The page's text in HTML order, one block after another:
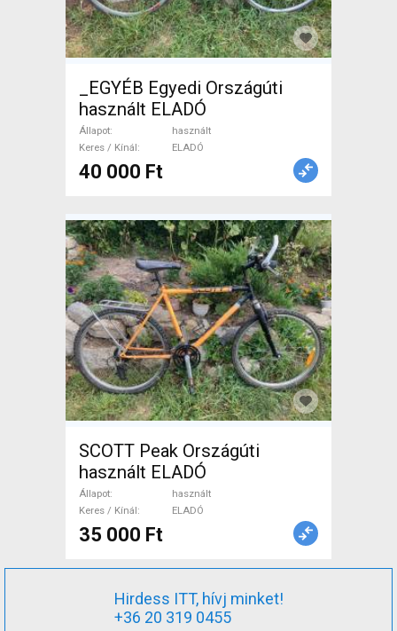
_EGYÉB Egyedi Országúti
használt ELADÓ
Állapot
használt
Keres / Kínál
ELADÓ
40 000 Ft
SCOTT Peak Országúti
használt ELADÓ
Állapot
használt
Keres / Kínál
ELADÓ
35 000 Ft
Hirdess ITT, hívj minket!
+36 20 319 0455